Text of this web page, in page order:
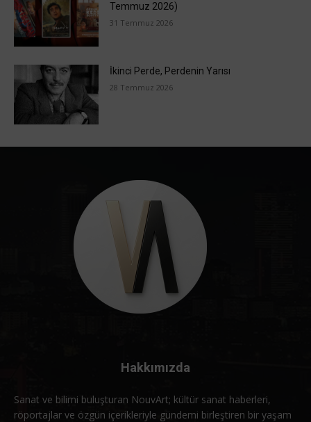
Temmuz 2026)
31 Temmuz 2026
İkinci Perde, Perdenin Yarısı
28 Temmuz 2026
Hakkımızda
Sanat ve bilimi buluşturan NouvArt; kültür sanat haberleri,
röportajlar ve özgün içerikleriyle gündemi birleştiren bir yaşam